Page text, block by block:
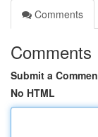
Comments
Comments
Submit a
No HTML